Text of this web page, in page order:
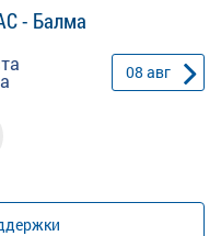
- Балма
08 авг